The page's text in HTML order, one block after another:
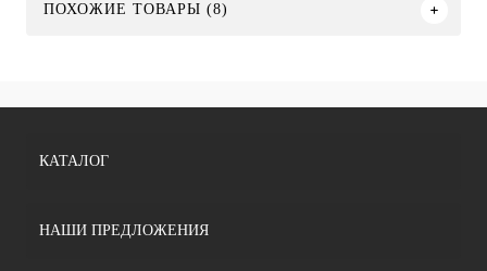
ПОХОЖИЕ ТОВАРЫ (8)
КАТАЛОГ
НАШИ ПРЕДЛОЖЕНИЯ